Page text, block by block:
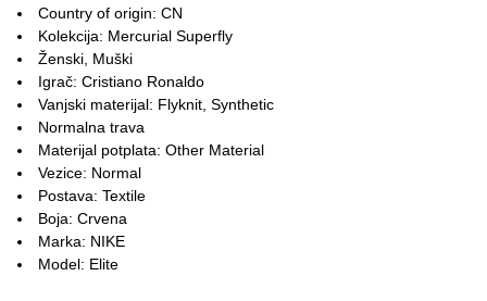
Country of origin: CN
Kolekcija: Mercurial Superfly
Ženski, Muški
Igrač: Cristiano Ronaldo
Vanjski materijal: Flyknit, Synthetic
Normalna trava
Materijal potplata: Other Material
Vezice: Normal
Postava: Textile
Boja: Crvena
Marka: NIKE
Model: Elite